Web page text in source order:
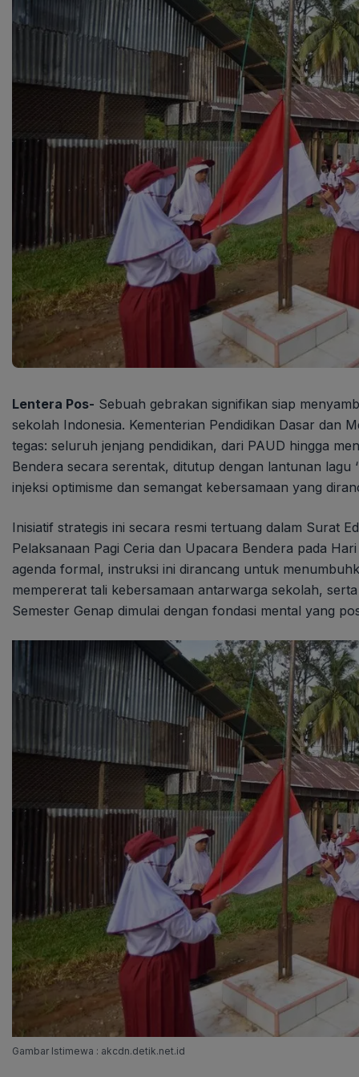
Lentera Pos- Sebuah gebrakan signifikan siap
sekolah Indonesia. Kementerian Pendidikan Dasar dan
tegas: seluruh jenjang pendidikan, dari PAUD hingga
Bendera secara serentak, ditutup dengan lantunan lagu
injeksi optimisme dan semangat kebersamaan yang
Inisiatif strategis ini secara resmi tertuang dalam Surat
Pelaksanaan Pagi Ceria dan Upacara Bendera pada
agenda formal, instruksi ini dirancang untuk
mempererat tali kebersamaan antarwarga sekolah,
Semester Genap dimulai dengan fondasi mental yang
Gambar Istimewa : akcdn.detik.net.id